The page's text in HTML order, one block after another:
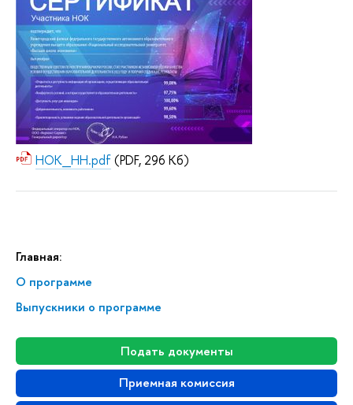
Главная:
О программе
Выпускники о программе
Подать документы
Приемная комиссия
НОК_НН.pdf(PDF, 296 Кб)